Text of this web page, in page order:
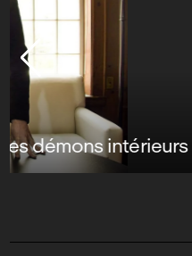
Paul Schrader,
génie